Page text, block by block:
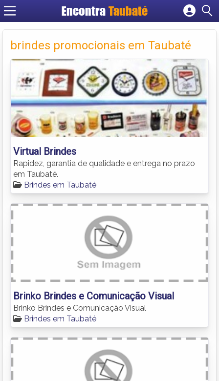
EncontraTaubaté
Cadastrar empresa
Criar conta
brindes promocionais em Taubaté
Virtual Brindes
Rapidez, garantia de qualidade e entrega no prazo
em Taubaté.
Brindes em Taubaté
Brinko Brindes e Comunicação Visual
Brinko Brindes e Comunicação Visual
Brindes em Taubaté